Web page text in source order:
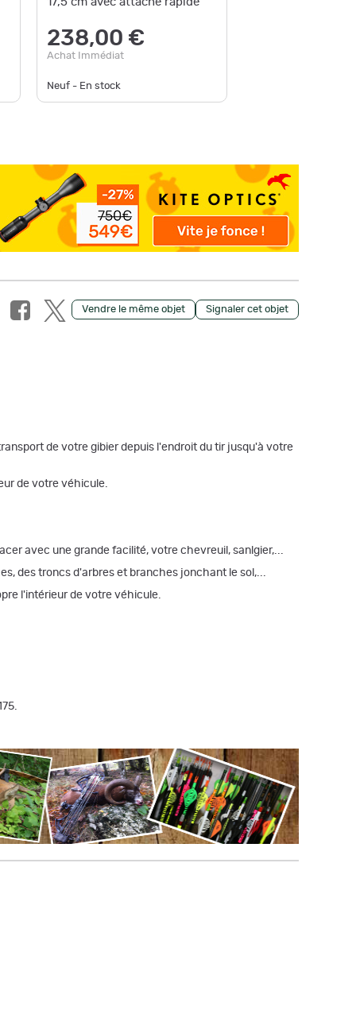
238,00 €
Achat Immédiat
Neuf - En stock
Vendre le même objet Signaler cet objet
de votre gibier depuis l'endroit du tir jusqu'à votre
de votre véhicule.
avec une grande facilité, votre chevreuil, sanlgier,...
des troncs d'arbres et branches jonchant le sol,...
l'intérieur de votre véhicule.